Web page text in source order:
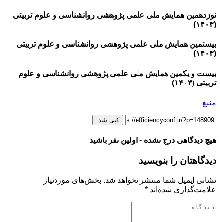
نوزدهمین همایش ملی علمی پژوهشی روانشناسی و علوم تربیتی
(۱۴۰۳)
بیستمین همایش ملی علمی پژوهشی روانشناسی و علوم تربیتی
(۱۴۰۳)
بیست و یکمین همایش ملی علمی پژوهشی روانشناسی و علوم
تربیتی (۱۴۰۳)
منبع
کپی شد.
هیچ دیدگاهی درج نشده - اولین نفر باشید
دیدگاهتان را بنویسید
نشانی ایمیل شما منتشر نخواهد شد. بخش‌های موردنیاز
علامت‌گذاری شده‌اند *